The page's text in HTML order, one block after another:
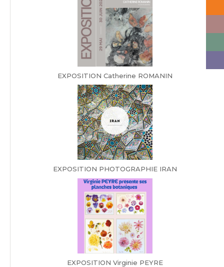
EXPOSITION Catherine ROMANIN
EXPOSITION PHOTOGRAPHIE IRAN
EXPOSITION Virginie PEYRE